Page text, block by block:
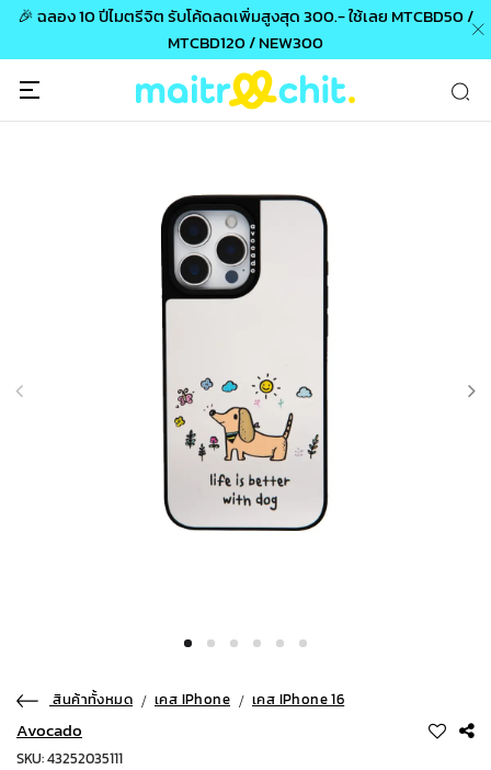
🎉 ฉลอง 10 ปีไมตรีจิต รับโค้ดลดเพิ่มสูงสุด 300.- ใช้เลย MTCBD50 /
MTCBD120 / NEW300
สินค้าทั้งหมด เคส IPhone เคส IPhone 16
Avocado
SKU: 43252035111